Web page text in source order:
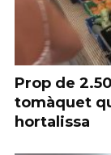
Prop de
tomàquet
hortalissa